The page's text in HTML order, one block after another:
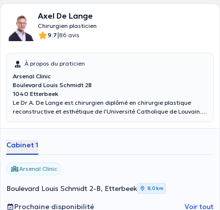
Axel De Lange
Chirurgien plasticien
9.7|86 avis
À propos du praticien
Arsenal Clinic
Boulevard Louis Schmidt 2B
1040 Etterbeek
Le Dr A. De Lange est chirurgien diplômé en chirurgie plastique
reconstructive et esthétique de l'Université Catholique de Louvain. Il
chirurgie post-bariatrique. Il pratique aussi la médecine esthétique
ses activités. Il vous accueille au centre PolyCare Brussels à
Woluwe-Saint-Pierre.
Cabinet 1
Arsenal Clinic
Boulevard Louis Schmidt 2-B, Etterbeek 8,0 km
Prochaine disponibilité Voir tout